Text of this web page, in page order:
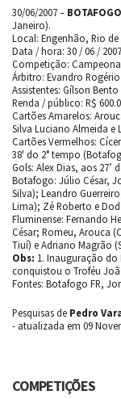
30/06/2007 –
Janeiro).
Local: Engenhão, Rio de
Data / hora: 30 / 06 /
Competição:
Árbitro: Evandro
Assistentes: Gílson
Renda / público: R$
Cartões Amarelos:
Silva Luciano Almeida
Cartões Vermelhos:
38' do 2° tempo
Gols: Alex Dias, aos 27’
Botafogo: Júlio César,
Silva); Leandro
Lima); Zé Roberto e
Fluminense: Fernando
César; Romeu, Arouca
Tiuí) e Adriano Magrão
Obs: 1. Inauguração
conquistou o Troféu
Fontes: Botafogo FR,
Pesquisas de Pedro
- atualizada em 09
COMPETIÇÕES